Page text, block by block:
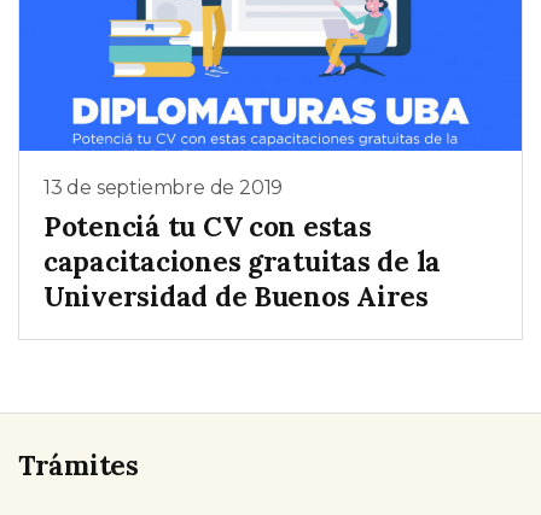
13 de septiembre de 2019
Potenciá tu CV con estas
capacitaciones gratuitas de la
Universidad de Buenos Aires
Trámites